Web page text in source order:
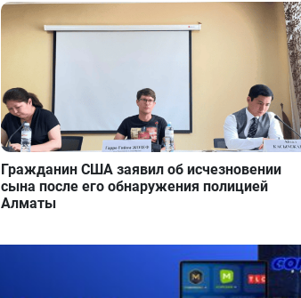
Гражданин США заявил об исчезновении
сына после его обнаружения полицией
Алматы